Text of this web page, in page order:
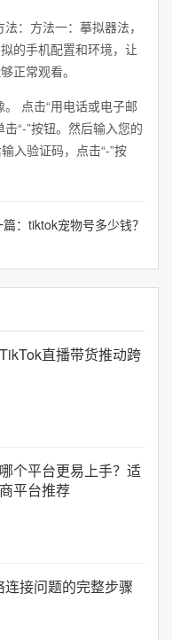
：方法一：摹拟器法，
的手机配置和环境，让
正常观看。
点击“用电话或电子邮
“-”按钮。然后输入您的
入验证码，点击“-”按
： tiktok宠物号多少钱？
直播带货推动跨
个平台更易上手？适
平台推荐
接问题的完整步骤